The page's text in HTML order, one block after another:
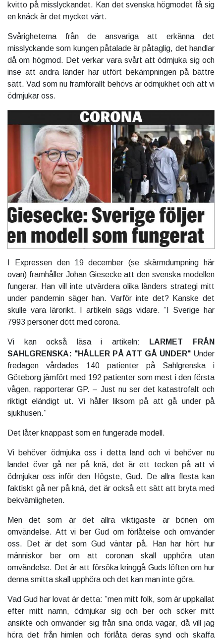
kvitto på misslyckandet. Kan det svenska högmodet få sig
en knäck är det mycket värt.
Svårigheterna från de ansvariga att erkänna det
misslyckande som kungen påtalade är påtaglig, det handlar
då om högmod. Det verkar vara svårt att ödmjuka sig och
inse att andra länder har utfört bekämpningen på bättre
sätt. Vad som nu framförallt behövs är ödmjukhet och att vi
ödmjukar oss.
I Expressen den 19 december (se skärmdumpning här
ovan) framhåller Johan Giesecke att den svenska modellen
fungerar. Han vill inte utvärdera olika länders strategi mitt
under pandemin säger han. Varför inte det? Kanske det
skulle vara lärorikt. I artikeln sägs vidare. ”I Sverige har
7993 personer dött med corona.
Vi kan också läsa i artikeln:
LARMET FRÅN
SAHLGRENSKA: "HÅLLER PÅ ATT GÅ UNDER" Under
fredagen vårdades 140 patienter på Sahlgrenska i
Göteborg jämfört med 192 patienter som mest i den första
vågen, rapporterar GP. – Just nu ser det katastrofalt och
riktigt eländigt ut. Vi håller liksom på att gå under på
sjukhusen.”
Det låter knappast som en fungerade modell.
Vi behöver ödmjuka oss i detta land och vi behöver nu
landet över gå ner på knä, det är ett tecken på att vi
ödmjukar oss inför den Högste, Gud. De allra flesta kan
faktiskt gå ner på knä, det är också ett sätt att bryta med
bekvämligheten.
Men det som är det allra viktigaste är bönen om
omvändelse. Att vi ber Gud om förlåtelse och omvänder
oss. Det är det som Gud väntar på. Han har hört hur
människor ber om att coronan skall upphöra utan
omvändelse. Det är att försöka kringgå Guds löften om hur
denna smitta skall upphöra och det kan man inte göra.
Vad Gud har lovat är detta: ”men mitt folk, som är uppkallat
efter mitt namn, ödmjukar sig och ber och söker mitt
ansikte och omvänder sig från sina onda vägar, då vill jag
höra det från himlen och förlåta deras synd och skaffa